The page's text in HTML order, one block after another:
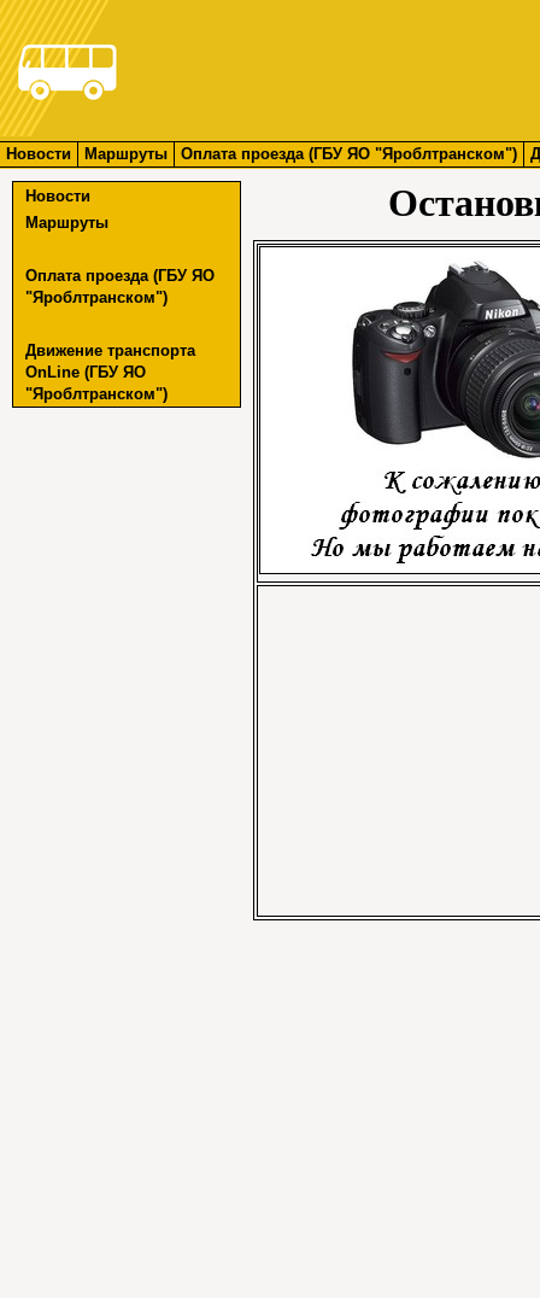
Новости Маршруты Оплата проезда (ГБУ ЯО "Яроблтранском")
Новости
Маршруты
Оплата проезда (ГБУ ЯО
"Яроблтранском")
Движение транспорта
OnLine (ГБУ ЯО
"Яроблтранском")